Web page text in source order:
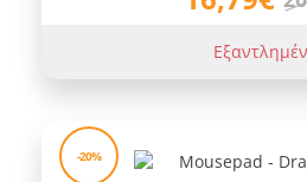
-20%